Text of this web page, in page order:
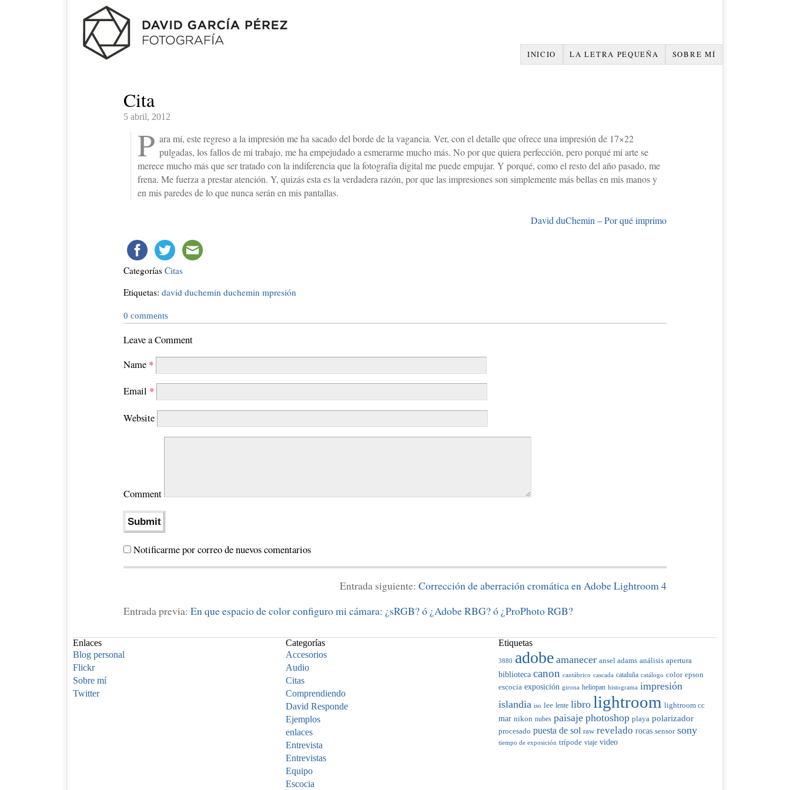
INICIO LA LETRA PEQUEÑA SOBRE MÍ
Cita
5 abril, 2012
P ara mí, este regreso a la impresión me ha sacado del borde de la vagancia. Ver, con el detalle que ofrece una impresión de 17×22
pulgadas, los fallos de mi trabajo, me ha empejudado a esmerarme mucho más. No por que quiera perfección, pero porqué mi arte se
merece mucho más que ser tratado con la indiferencia que la fotografía digital me puede empujar. Y porqué, como el resto del año pasado, me
frena. Me fuerza a prestar atención. Y, quizás esta es la verdadera razón, por que las impresiones son simplemente más bellas en mis manos y
en mis paredes de lo que nunca serán en mis pantallas.
David duChemin – Por qué imprimo
Categorías Citas
Etiquetas: david duchemin duchemin mpresión
0 comments
Leave a Comment
Name *
Email *
Website
Comment
Notificarme por correo de nuevos comentarios
Entrada siguiente: Corrección de aberración cromática en Adobe Lightroom 4
Entrada previa: En que espacio de color configuro mi cámara: ¿sRGB? ó ¿Adobe RBG? ó ¿ProPhoto RGB?
Enlaces
Blog personal
Flickr
Sobre mí
Twitter
Categorías
Accesorios
Audio
Citas
Comprendiendo
David Responde
Ejemplos
enlaces
Entrevista
Entrevistas
Equipo
Escocia
Etiquetas
3880 adobe amanecer ansel adams análisis apertura
biblioteca canon cantábrico cascada cataluña catálogo color epson
escocia exposición girona heliopan histograma impresión
islandia iso lee lente libro lightroom lightroom cc
mar nikon nubes paisaje photoshop playa polarizador
procesado puesta de sol raw revelado rocas sensor sony
tiempo de exposición trípode viaje video